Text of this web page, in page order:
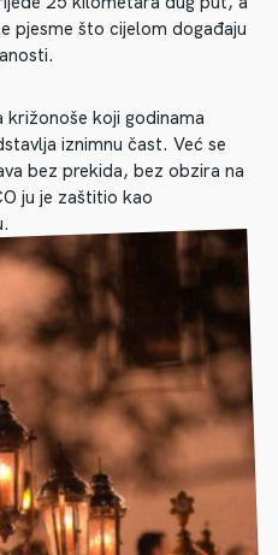
pjesme što cijelom događaju
koji godinama
iznimnu čast. Već se
bez prekida, bez obzira na
ju je zaštitio kao